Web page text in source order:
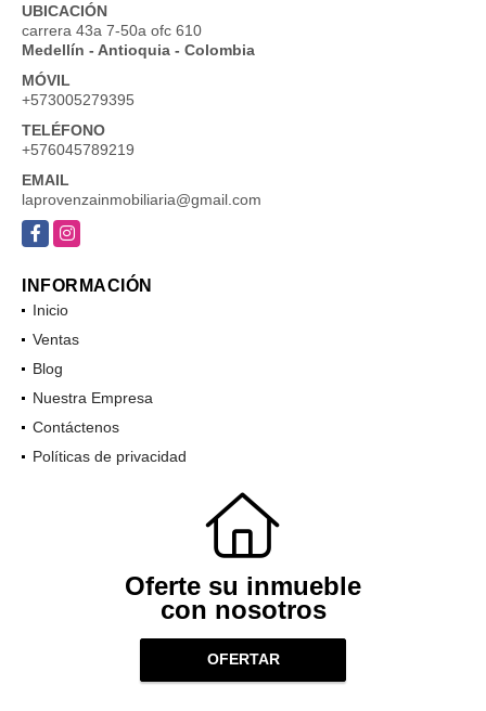
UBICACIÓN
carrera 43a 7-50a ofc 610
Medellín - Antioquia - Colombia
MÓVIL
+573005279395
TELÉFONO
+576045789219
EMAIL
laprovenzainmobiliaria@gmail.com
FacebookInstagram
INFORMACIÓN
Inicio
Ventas
Blog
Nuestra Empresa
Contáctenos
Políticas de privacidad
Oferte su inmueble
con nosotros
OFERTAR